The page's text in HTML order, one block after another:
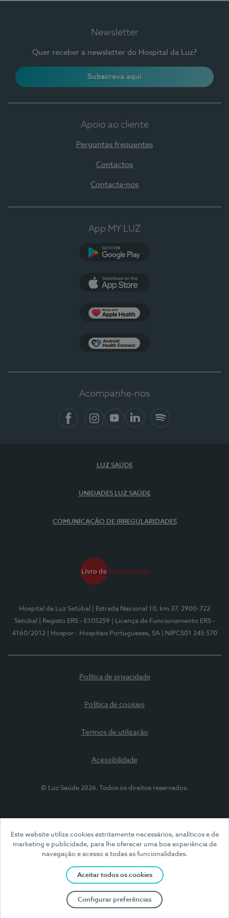
Este website utiliza cookies estritamente necessários, analíticos e de
marketing e publicidade, para lhe oferecer uma boa experiência de
navegação e acesso a todas as funcionalidades.
Aceitar todos os cookies
Configurar preferências
Newsletter
Quer receber a newsletter do Hospital da Luz?
Subscreva aqui
Apoio ao cliente
Perguntas frequentes
Contactos
Contacte-nos
App MY LUZ
Acompanhe-nos
LUZ SAÚDE
UNIDADES LUZ SAÚDE
COMUNICAÇÃO DE IRREGULARIDADES
Hospital da Luz Setúbal
| Estrada Nacional 10, km 37, 2900-722
Setúbal
| Registo ERS - E105259
| Licença de Funcionamento ERS -
4160/2012
| Hospor - Hospitais Portugueses, SA | NIPC501 245 570
Política de privacidade
Política de cookies
Termos de utilização
Acessibilidade
© Luz Saúde 2026. Todos os direitos reservados.